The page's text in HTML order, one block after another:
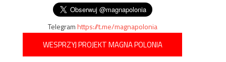
Telegramhttps://t.me/magnapolonia
WESPRZYJ PROJEKT MAGNA POLONIA